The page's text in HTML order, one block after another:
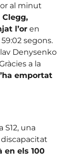
al minut
Clegg,
l’or en
segons.
Denysenko
a la
emportat
una
en els 100